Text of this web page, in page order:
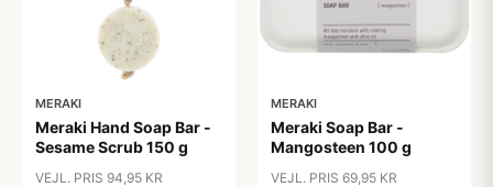
MERAKI
Meraki Hand Soap Bar -
Sesame Scrub 150 g
VEJL. PRIS 94,95 KR
MERAKI
Meraki Soap Bar -
Mangosteen 100 g
VEJL. PRIS 69,95 KR